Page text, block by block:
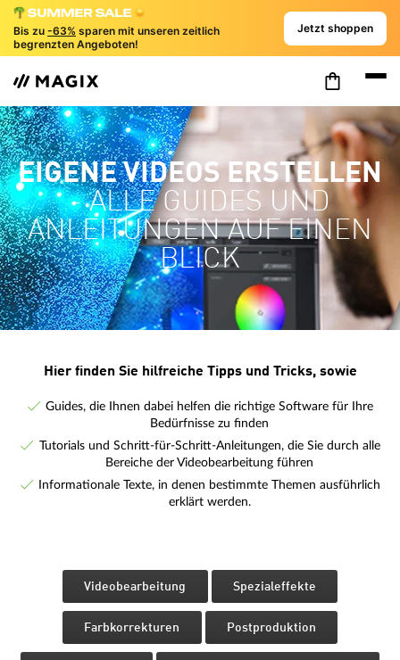
Bis zu -63% sparen mit unseren zeitlich
begrenzten Angeboten!
Jetzt shoppen
EIGENE VIDEOS ERSTELLEN
- ALLE GUIDES UND
ANLEITUNGEN AUF EINEN
BLICK
Hier finden Sie hilfreiche Tipps und Tricks, sowie
Guides, die Ihnen dabei helfen die richtige Software für Ihre
Bedürfnisse zu finden
Tutorials und Schritt-für-Schritt-Anleitungen, die Sie durch alle
Bereiche der Videobearbeitung führen
Informationale Texte, in denen bestimmte Themen ausführlich
erklärt werden.
Videobearbeitung Spezialeffekte
Farbkorrekturen Postproduktion